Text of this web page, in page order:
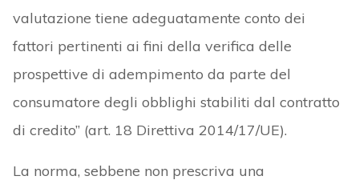
valutazione tiene adeguatamente conto dei
fattori pertinenti ai fini della verifica delle
prospettive di adempimento da parte del
consumatore degli obblighi stabiliti dal contratto
di credito” (art. 18 Direttiva 2014/17/UE).
La norma, sebbene non prescriva una